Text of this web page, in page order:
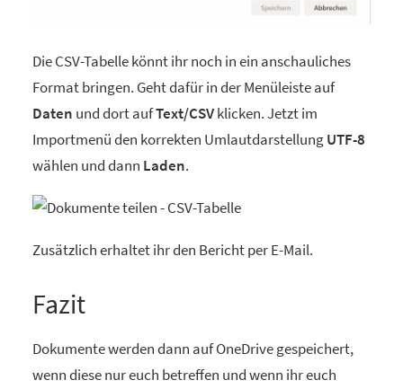
Die CSV-Tabelle könnt ihr noch in ein anschauliches
Format bringen. Geht dafür in der Menüleiste auf
Daten und dort aufText/CSVklicken. Jetzt im
Importmenü den korrekten UmlautdarstellungUTF-8
wählen und dann Laden.
Zusätzlich erhaltet ihr den Bericht per E-Mail.
Fazit
Dokumente werden dann auf OneDrive gespeichert,
wenn diese nur euch betreffen und wenn ihr euch